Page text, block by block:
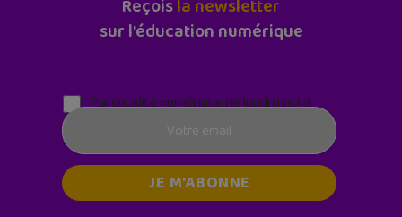
Reçoisla newsletter
sur l'éducation numérique
Parentalité numérique (le lundi matin)